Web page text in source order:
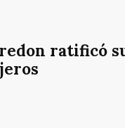
ratificó